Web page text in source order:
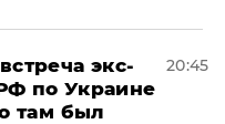
экс-
по Украине
там был
20:45